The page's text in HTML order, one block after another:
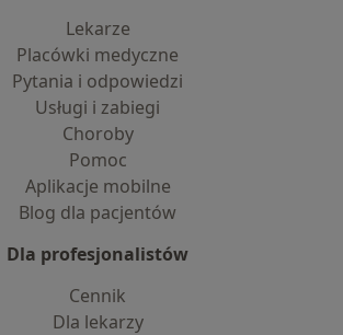
Lekarze
Placówki medyczne
Pytania i odpowiedzi
Usługi i zabiegi
Choroby
Pomoc
Aplikacje mobilne
Blog dla pacjentów
Dla profesjonalistów
Cennik
Dla lekarzy